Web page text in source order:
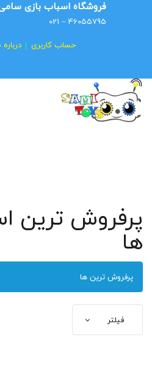
فروشگاه اسباب بازی سامی
46055795 – 021
حساب کاربری درباره
پرفروش ترین
ها
پرفروش ترین ها
فیلتر